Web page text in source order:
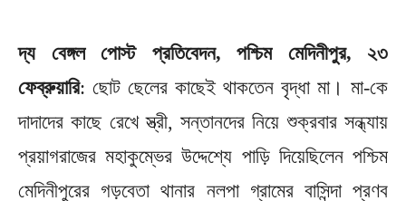
দ্য বেঙ্গল পোস্ট প্রতিবেদন, পশ্চিম মেদিনীপুর, ২৩
ফেব্রুয়ারি: ছোট ছেলের কাছেই থাকতেন বৃদ্ধা মা। মা-কে
দাদাদের কাছে রেখে স্ত্রী, সন্তানদের নিয়ে শুক্রবার সন্ধ্যায়
প্রয়াগরাজের মহাকুম্ভের উদ্দেশ্যে পাড়ি দিয়েছিলেন পশ্চিম
মেদিনীপুরের গড়বেতা থানার নলপা গ্রামের বাসিন্দা প্রণব